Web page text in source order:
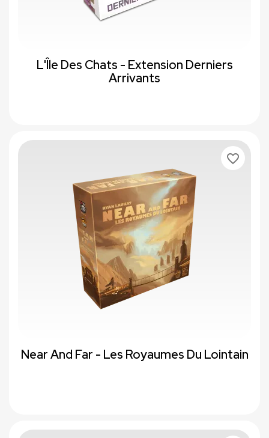
L'Île Des Chats - Extension Derniers
Arrivants
Near And Far - Les Royaumes Du Lointain
favorite_border